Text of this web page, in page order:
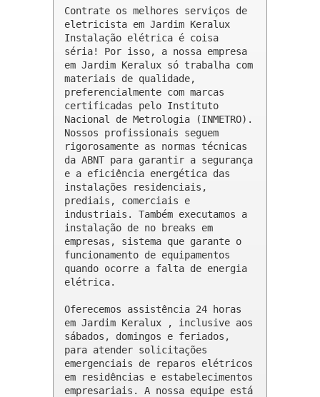
Contrate os melhores serviços de
eletricista em Jardim Keralux
Instalação elétrica é coisa
séria! Por isso, a nossa empresa
em Jardim Keralux só trabalha com
materiais de qualidade,
preferencialmente com marcas
certificadas pelo Instituto
Nacional de Metrologia (INMETRO).
Nossos profissionais seguem
rigorosamente as normas técnicas
da ABNT para garantir a segurança
e a eficiência energética das
instalações residenciais,
prediais, comerciais e
industriais. Também executamos a
instalação de no breaks em
empresas, sistema que garante o
funcionamento de equipamentos
quando ocorre a falta de energia
elétrica.
Oferecemos assistência 24 horas
em Jardim Keralux , inclusive aos
sábados, domingos e feriados,
para atender solicitações
emergenciais de reparos elétricos
em residências e estabelecimentos
empresariais. A nossa equipe está